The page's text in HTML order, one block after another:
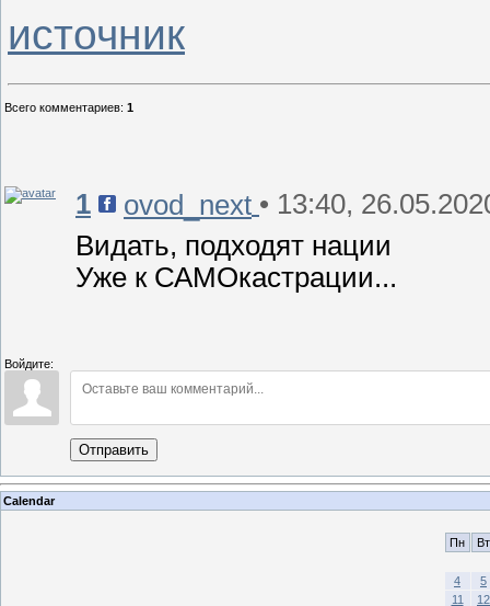
источник
Всего комментариев: 1
1 ovod_next • 13:40,
Видать, подходят нации
Уже к САМОкастрации...
Войдите:
Отправить
Calendar
Пн Вт
4
5
11
12